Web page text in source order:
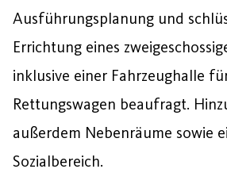
Ausführungsplanung und
Errichtung eines
inklusive einer Fahrzeughalle
Rettungswagen beaufragt.
außerdem Nebenräume sowie
Sozialbereich.